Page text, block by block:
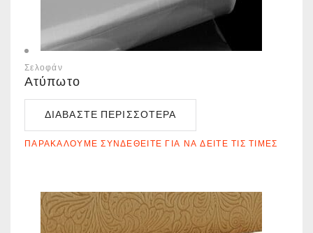
Σελοφάν
Ατύπωτο
ΔΙΑΒΆΣΤΕ ΠΕΡΙΣΣΌΤΕΡΑ
ΠΑΡΑΚΑΛΟΎΜΕ ΣΥΝΔΕΘΕΊΤΕ ΓΙΑ ΝΑ ΔΕΊΤΕ ΤΙΣ ΤΙΜΈΣ